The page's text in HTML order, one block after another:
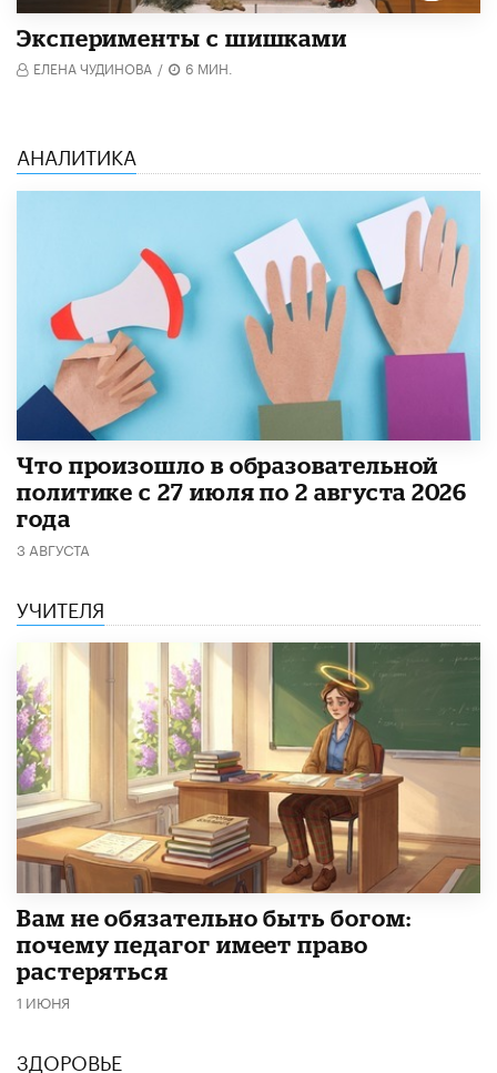
Эксперименты с шишками
ЕЛЕНА ЧУДИНОВА / 6 МИН.
АНАЛИТИКА
​Что произошло в образовательной
политике с 27 июля по 2 августа 2026
года
3 АВГУСТА
УЧИТЕЛЯ
​Вам не обязательно быть богом:
почему педагог имеет право
растеряться
1 ИЮНЯ
ЗДОРОВЬЕ